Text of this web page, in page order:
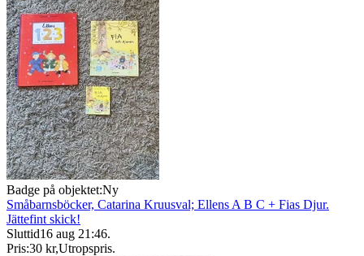
Badge på objektet:Ny
Småbarnsböcker, Catarina Kruusval; Ellens A B C + Fias Djur.
Jättefint skick!
Sluttid16 aug 21:46.
Pris:30 kr,Utropspris.